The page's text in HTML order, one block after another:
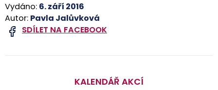
SDÍLET NA FACEBOOK
Vydáno: 6. září 2016
Autor: Pavla Jalůvková
KALENDÁŘ AKCÍ